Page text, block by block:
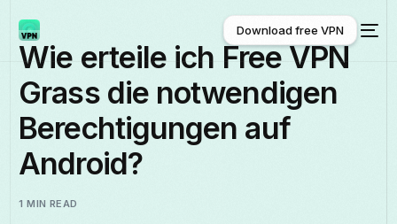
Download free VPN
Download free VPN
Wie erteile ich Free VPN
Grass die notwendigen
Berechtigungen auf
Android?
1 MIN READ